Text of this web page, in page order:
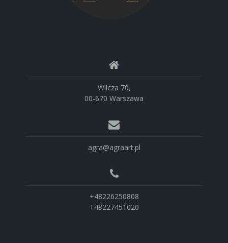
Wilcza 70,
00-670 Warszawa
agra@agraart.pl
+48226250808
+48227451020